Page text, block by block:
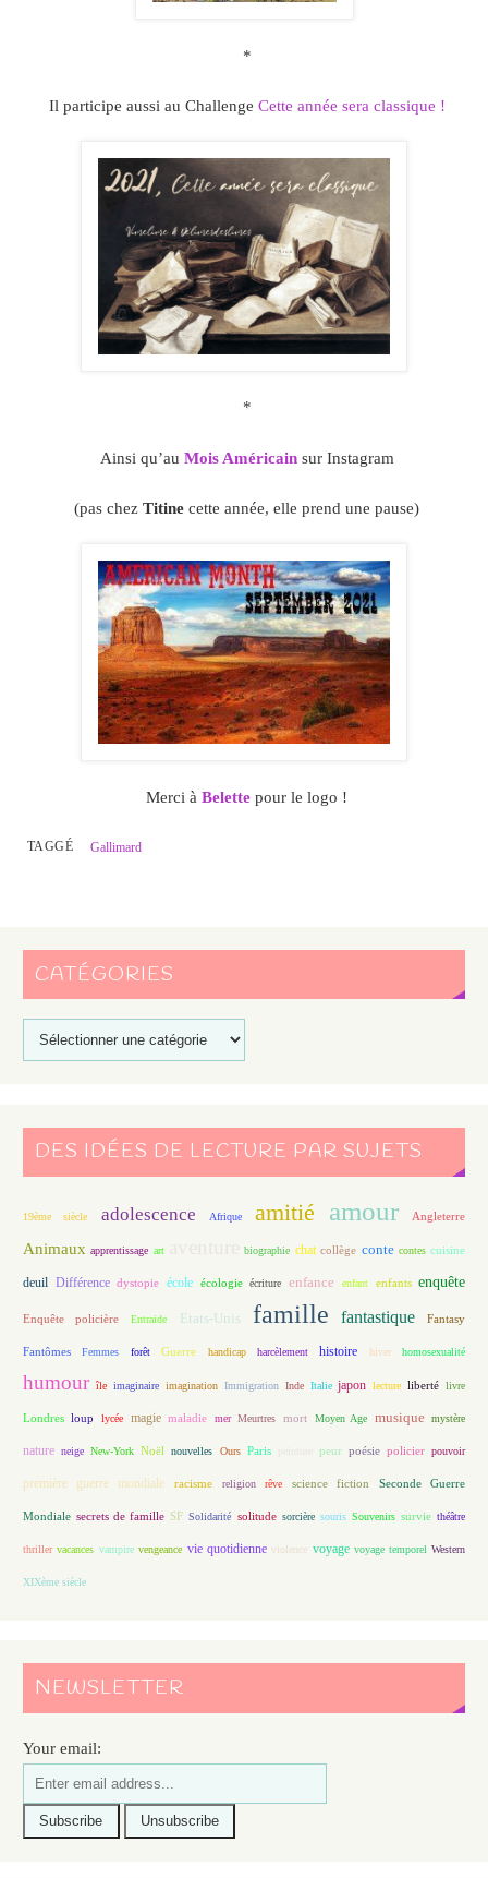
*
Il participe aussi au Challenge Cette année sera classique !
*
Ainsi qu’au Mois Américainsur Instagram
(pas chez Titine cette année, elle prend une pause)
Merci à Belette pour le logo !
TAGGÉ Gallimard
CATÉGORIES
DES IDÉES DE LECTURE PAR SUJETS
19ème siècle adolescence Afrique amitié amour Angleterre
Animaux apprentissage art biographie chat collège conte contes cuisine
deuil Différence dystopie école écologie écriture enfance enfant enfants enquête
Enquête policière Entraide Etats-Unis famille fantastique Fantasy
Fantômes Femmes forêt Guerre handicap harcèlement histoire hiver homosexualité
humour île imaginaire imagination Immigration Inde Italie japon lecture liberté livre
Londres loup lycée magie maladie mer Meurtres mort Moyen Age musique mystère
nature neige New-York Noël nouvelles Ours Paris peur poésie policier pouvoir
première guerre mondiale racisme religion rêve science fiction Seconde Guerre
Mondiale secrets de famille SF Solidarité solitude sorcière souris Souvenirs survie théâtre
thriller vacances vampire vengeance vie quotidienne violence voyage voyage temporel Western
XIXème siècle
NEWSLETTER
Your email: